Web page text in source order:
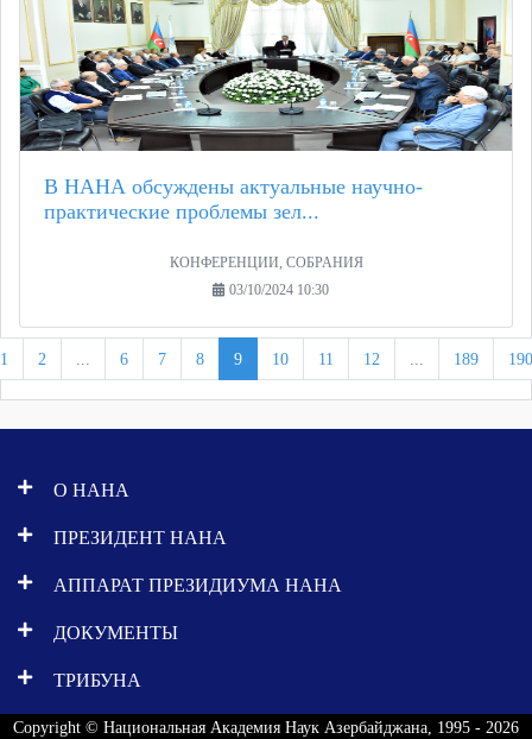
В НАНА обсуждены актуальные научно-
практические проблемы зел...
КОНФЕРЕНЦИИ, СОБРАНИЯ
03/10/2024 10:30
1 2 ... 6 7 8 9 10 11 12 ... 189 190
О НАНА
ПРЕЗИДЕНТ НАНА
АППАРАТ ПРЕЗИДИУМА НАНА
ДОКУМЕНТЫ
ТРИБУНА
Copyright © Национальная Академия Наук Азербайджана, 1995 - 2026